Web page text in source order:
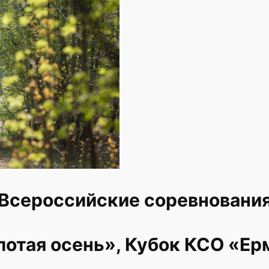
осень», Кубок КСО